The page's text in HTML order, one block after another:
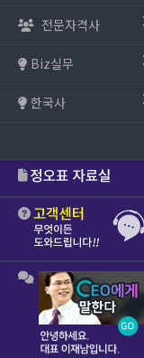
전문자격사
Biz실무
한국사